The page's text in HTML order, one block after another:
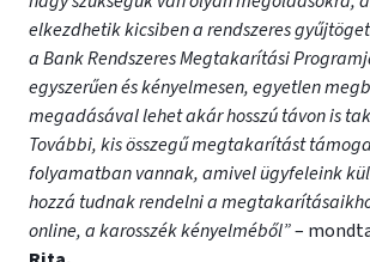
elkezdhetik kicsiben a rendszeres
a Bank Rendszeres Megtakarítási
egyszerűen és kényelmesen, egyetlen
megadásával lehet akár hosszú távon is
További, kis összegű megtakarítást
folyamatban vannak, amivel ügyfeleink
hozzá tudnak rendelni a
online, a karosszék kényelméből”–